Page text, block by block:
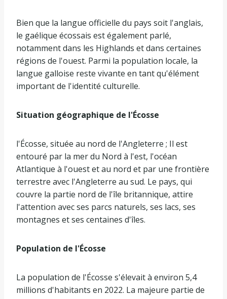
Bien que la langue officielle du pays soit l'anglais,
le gaélique écossais est également parlé,
notamment dans les Highlands et dans certaines
régions de l'ouest. Parmi la population locale, la
langue galloise reste vivante en tant qu'élément
important de l'identité culturelle.
Situation géographique de l'Écosse
l'Écosse, située au nord de l'Angleterre ; Il est
entouré par la mer du Nord à l'est, l'océan
Atlantique à l'ouest et au nord et par une frontière
terrestre avec l'Angleterre au sud. Le pays, qui
couvre la partie nord de l'île britannique, attire
l'attention avec ses parcs naturels, ses lacs, ses
montagnes et ses centaines d'îles.
Population de l'Écosse
La population de l'Écosse s'élevait à environ 5,4
millions d'habitants en 2022. La majeure partie de